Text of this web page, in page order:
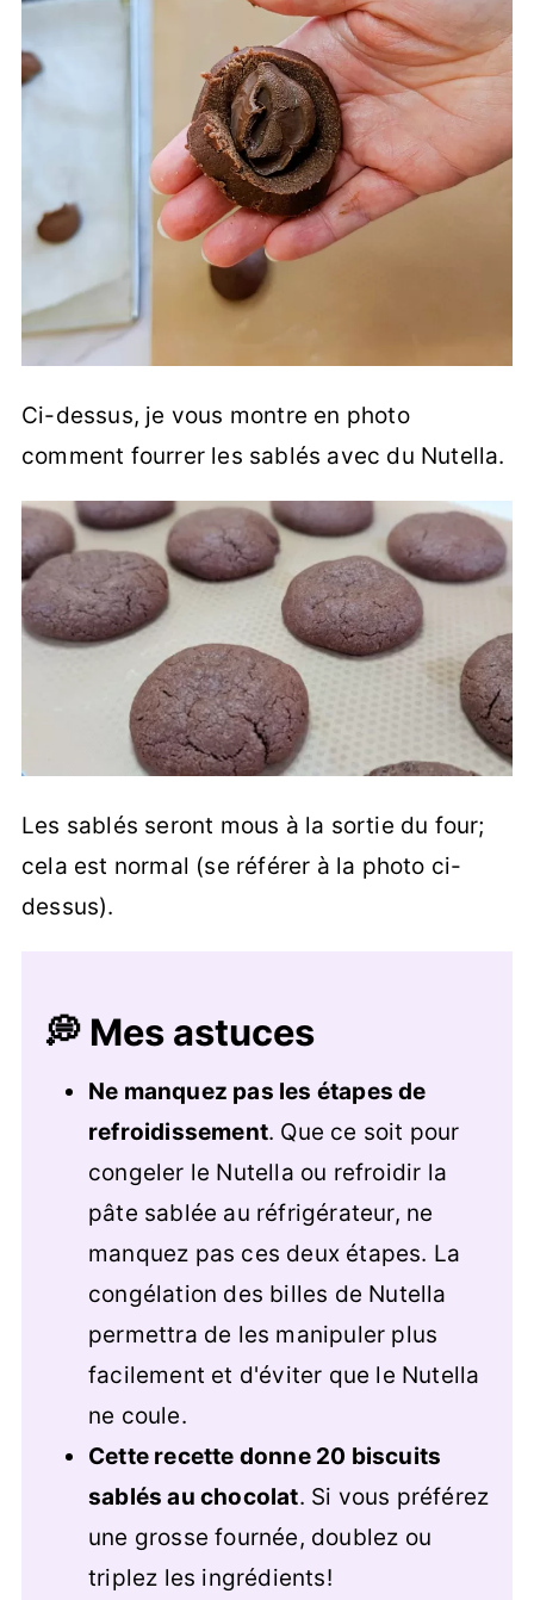
Ci-dessus, je vous montre en photo
comment fourrer les sablés avec du Nutella.
Les sablés seront mous à la sortie du four;
cela est normal (se référer à la photo ci-
dessus).
💭 Mes astuces
Ne manquez pas les étapes de
refroidissement. Que ce soit pour
congeler le Nutella ou refroidir la
pâte sablée au réfrigérateur, ne
manquez pas ces deux étapes. La
congélation des billes de Nutella
permettra de les manipuler plus
facilement et d'éviter que le Nutella
ne coule.
Cette recette donne 20 biscuits
sablés au chocolat. Si vous préférez
une grosse fournée, doublez ou
triplez les ingrédients!